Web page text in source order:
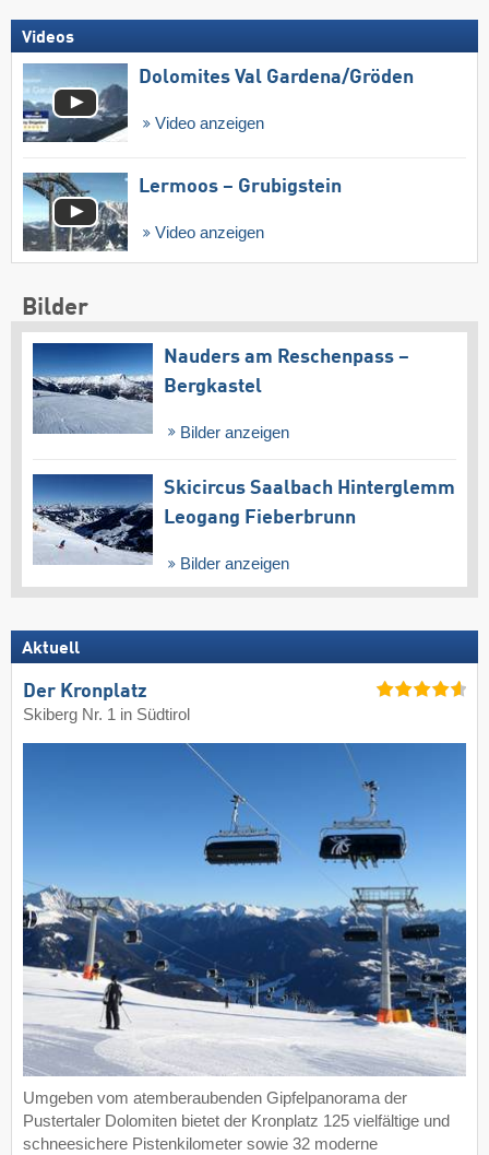
Videos
Dolomites Val Gardena/​Gröden
Video anzeigen
Lermoos – Grubigstein
Video anzeigen
Bilder
Nauders am Reschenpass –
Bergkastel
Bilder anzeigen
Skicircus Saalbach Hinterglemm
Leogang Fieberbrunn
Bilder anzeigen
Aktuell
Der Kronplatz
Skiberg Nr. 1 in Südtirol
Umgeben vom atemberaubenden Gipfelpanorama der
Pustertaler Dolomiten bietet der Kronplatz 125 vielfältige und
schneesichere Pistenkilometer sowie 32 moderne